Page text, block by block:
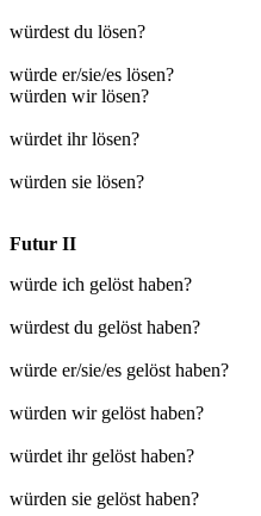
würdest du lösen?
würde er/sie/es lösen?
würden wir lösen?
würdet ihr lösen?
würden sie lösen?
Futur II
würde ich gelöst haben?
würdest du gelöst haben?
würde er/sie/es gelöst haben?
würden wir gelöst haben?
würdet ihr gelöst haben?
würden sie gelöst haben?